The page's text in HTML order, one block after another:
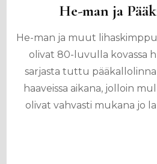
He-man ja
He-man ja muut
olivat 80-luvulla kovassa
sarjasta tuttu pääkallolinna
haaveissa aikana, jolloin
olivat vahvasti mukana jo